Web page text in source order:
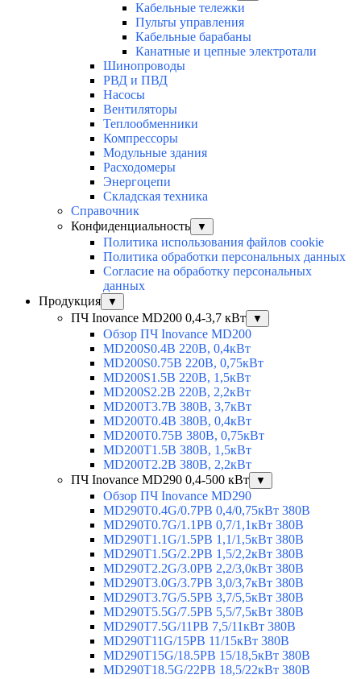
Кабельные тележки
Пульты управления
Кабельные барабаны
Канатные и цепные электротали
Шинопроводы
РВД и ПВД
Насосы
Вентиляторы
Теплообменники
Компрессоры
Модульные здания
Расходомеры
Энергоцепи
Складская техника
Справочник
Конфиденциальность
▼
Политика использования файлов cookie
Политика обработки персональных данных
Согласие на обработку персональных
данных
Продукция
▼
ПЧ Inovance MD200 0,4-3,7 кВт ▼
Обзор ПЧ Inovance MD200
MD200S0.4B 220В, 0,4кВт
MD200S0.75B 220В, 0,75кВт
MD200S1.5B 220В, 1,5кВт
MD200S2.2B 220В, 2,2кВт
MD200T3.7B 380В, 3,7кВт
MD200T0.4B 380В, 0,4кВт
MD200T0.75B 380В, 0,75кВт
MD200T1.5B 380В, 1,5кВт
MD200T2.2B 380В, 2,2кВт
ПЧ Inovance MD290 0,4-500 кВт
▼
Обзор ПЧ Inovance MD290
MD290T0.4G/0.7PB 0,4/0,75кВт 380В
MD290T0.7G/1.1PB 0,7/1,1кВт 380В
MD290T1.1G/1.5PB 1,1/1,5кВт 380В
MD290T1.5G/2.2PB 1,5/2,2кВт 380В
MD290T2.2G/3.0PB 2,2/3,0кВт 380В
MD290T3.0G/3.7PB 3,0/3,7кВт 380В
MD290T3.7G/5.5PB 3,7/5,5кВт 380В
MD290T5.5G/7.5PB 5,5/7,5кВт 380В
MD290T7.5G/11PB 7,5/11кВт 380В
MD290T11G/15PB 11/15кВт 380В
MD290T15G/18.5PB 15/18,5кВт 380В
MD290T18.5G/22PB 18,5/22кВт 380В